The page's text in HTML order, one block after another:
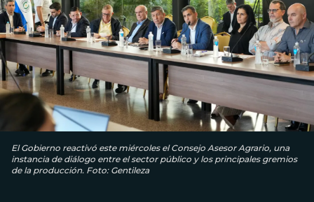
El Gobierno reactivó este miércoles el Consejo Asesor Agrario, una
instancia de diálogo entre el sector público y los principales gremios
de la producción. Foto: Gentileza